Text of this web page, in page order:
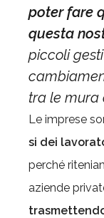
poter fare
questa
piccoli
tra le mura
Le imprese
si dei
perché
aziende